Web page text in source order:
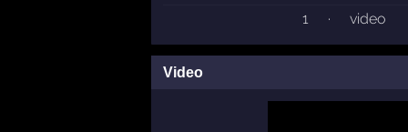
1
· video
Video